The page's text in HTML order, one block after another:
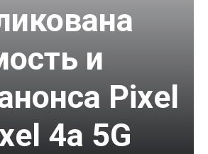
и
Pixel
4a 5G